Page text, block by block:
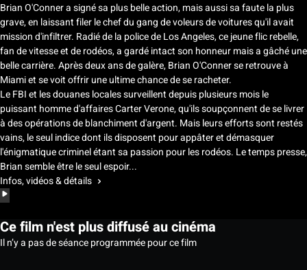
Brian O'Conner a signé sa plus belle action, mais aussi sa faute la plus
grave, en laissant filer le chef du gang de voleurs de voitures qu'il avait
mission d'infiltrer. Radié de la police de Los Angeles, ce jeune flic rebelle,
fan de vitesse et de rodéos, a gardé intact son honneur mais a gâché une
belle carrière. Après deux ans de galère, Brian O'Conner se retrouve à
Miami et se voit offrir une ultime chance de se racheter.
Le FBI et les douanes locales surveillent depuis plusieurs mois le
puissant homme d'affaires Carter Verone, qu'ils soupçonnent de se livrer
à des opérations de blanchiment d'argent. Mais leurs efforts sont restés
vains, le seul indice dont ils disposent pour appâter et démasquer
l'énigmatique criminel étant sa passion pour les rodéos. Le temps presse,
Brian semble être le seul espoir...
Infos, vidéos & détails
Ce film n'est plus diffusé au cinéma
Il n’y a pas de séance programmée pour ce film